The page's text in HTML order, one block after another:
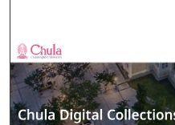
Browse
My